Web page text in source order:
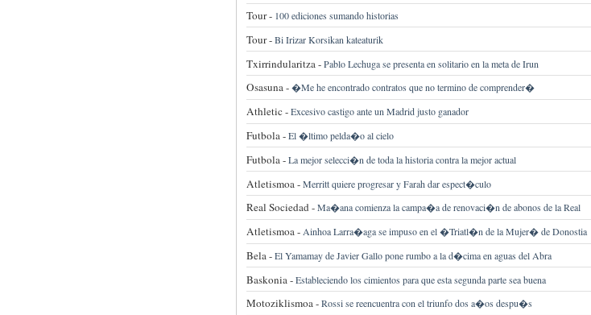
Tour - 100 ediciones sumando historias
Tour -Bi Irizar Korsikan kateaturik
Txirrindularitza -Pablo Lechuga se presenta en solitario en la meta de Irun
Osasuna -�Me he encontrado contratos que no termino de comprender�
Athletic -Excesivo castigo ante un Madrid justo ganador
Futbola -El �ltimo pelda�o al cielo
Futbola -La mejor selecci�n de toda la historia contra la mejor actual
Atletismoa -Merritt quiere progresar y Farah dar espect�culo
Real Sociedad -Ma�ana comienza la campa�a de renovaci�n de abonos de la Real
Atletismoa - Ainhoa Larra�aga se impuso en el �Triatl�n de la Mujer� de Donostia
Bela -El Yamamay de Javier Gallo pone rumbo a la d�cima en aguas del Abra
Baskonia -Estableciendo los cimientos para que esta segunda parte sea buena
Motoziklismoa -Rossi se reencuentra con el triunfo dos a�os despu�s